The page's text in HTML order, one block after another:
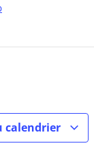
calendrier